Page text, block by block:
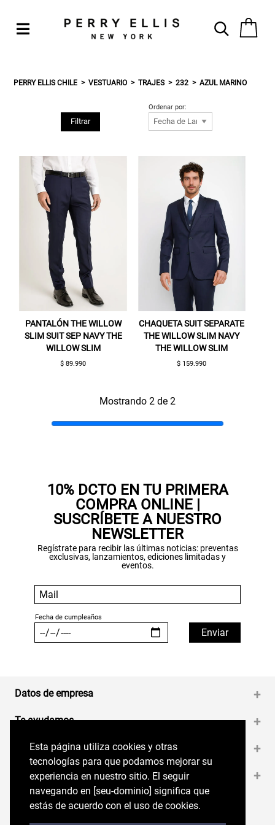
Esta página utiliza cookies y otras
tecnologías para que podamos mejorar su
experiencia en nuestro sitio. El seguir
navegando en perryellis.cl significa que estás
de acuerdo con el uso de cookies.
Esta página utiliza cookies y otras
tecnologías para que podamos mejorar su
experiencia en nuestro sitio. El seguir
navegando en [seu-dominio] significa que
estás de acuerdo con el uso de cookies.
PERRY ELLIS CHILE VESTUARIO TRAJES 232 AZUL MARINO
Filtrar
Ordenar por:
PANTALÓN THE WILLOW
SLIM SUIT SEP NAVY THE
WILLOW SLIM
$ 89.990
CHAQUETA SUIT SEPARATE
THE WILLOW SLIM NAVY
THE WILLOW SLIM
$ 159.990
Mostrando 2 de 2
10% DCTO EN TU PRIMERA
COMPRA ONLINE |
SUSCRÍBETE A NUESTRO
NEWSLETTER
Regístrate para recibir las últimas noticias: preventas
exclusivas, lanzamientos, ediciones limitadas y
eventos.
Gracias por inscribirte!
Datos de empresa +
Te ayudamos +
Medios de pago +
Contáctanos +
Síguenos en nuestras RRSS